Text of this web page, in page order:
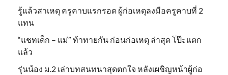
รู้แล้วสาเหตุ ครูคาบแรกรอด ผู้ก่อเหตุลงมือครูคาบที่ 2
แทน
“แชทเด็ก – แม่” ท้าทายกัน ก่อนก่อเหตุ ล่าสุด โป๊ะแตก
แล้ว
รุ่นน้อง ม.2 เล่าบทสนทนาสุดตกใจ หลังเผชิญหน้าผู้ก่อ